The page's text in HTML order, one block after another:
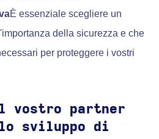
È essenziale scegliere un
della sicurezza e che
per proteggere i vostri
vostro partner
sviluppo di